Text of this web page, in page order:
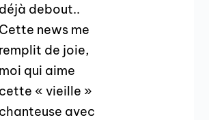
déjà debout..
Cette news me
remplit de joie,
moi qui aime
cette « vieille »
chanteuse avec